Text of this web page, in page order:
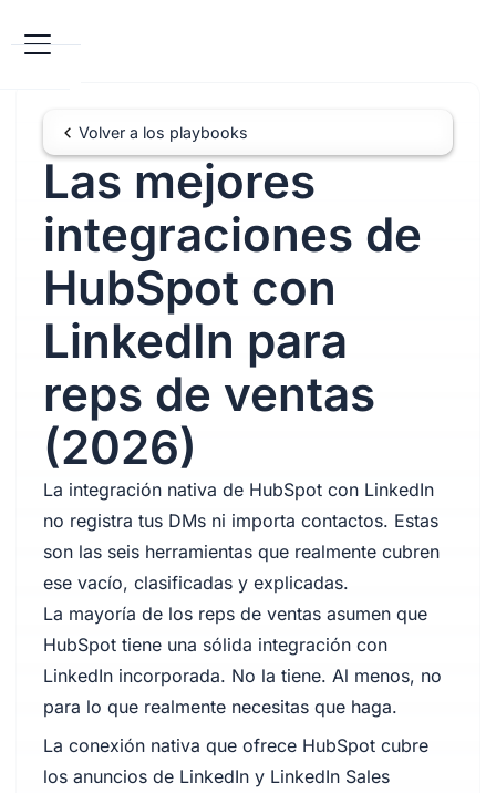
Volver a los playbooks
Las mejores
integraciones de
HubSpot con
LinkedIn para
reps de ventas
(2026)
La integración nativa de HubSpot con LinkedIn
no registra tus DMs ni importa contactos. Estas
son las seis herramientas que realmente cubren
ese vacío, clasificadas y explicadas.
La mayoría de los reps de ventas asumen que
HubSpot tiene una sólida integración con
LinkedIn incorporada. No la tiene. Al menos, no
para lo que realmente necesitas que haga.
La conexión nativa que ofrece HubSpot cubre
los anuncios de LinkedIn y LinkedIn Sales